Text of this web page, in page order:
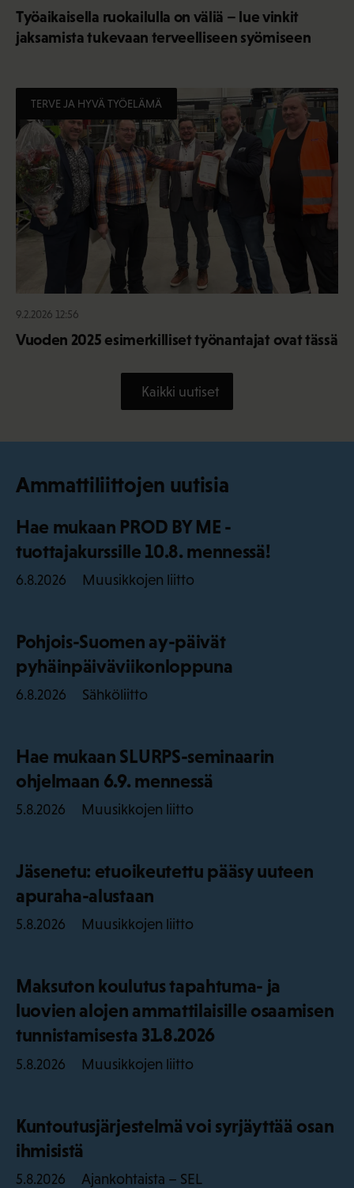
Työaikaisella ruokailulla on väliä – lue vinkit
jaksamista tukevaan terveelliseen syömiseen
TERVE JA HYVÄ TYÖELÄMÄ
9.2.2026 12:56
Vuoden 2025 esimerkilliset työnantajat ovat tässä
Kaikki uutiset
Ammattiliittojen uutisia
Hae mukaan PROD BY ME -
tuottajakurssille 10.8. mennessä!
6.8.2026 Muusikkojen liitto
Pohjois-Suomen ay-päivät
pyhäinpäiväviikonloppuna
6.8.2026 Sähköliitto
Hae mukaan SLURPS-seminaarin
ohjelmaan 6.9. mennessä
5.8.2026 Muusikkojen liitto
Jäsenetu: etuoikeutettu pääsy uuteen
apuraha-alustaan
5.8.2026 Muusikkojen liitto
Maksuton koulutus tapahtuma- ja
luovien alojen ammattilaisille osaamisen
tunnistamisesta 31.8.2026
5.8.2026 Muusikkojen liitto
Kuntoutusjärjestelmä voi syrjäyttää osan
ihmisistä
5.8.2026 Ajankohtaista – SEL